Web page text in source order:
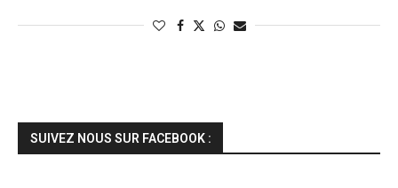
SUIVEZ NOUS SUR FACEBOOK :